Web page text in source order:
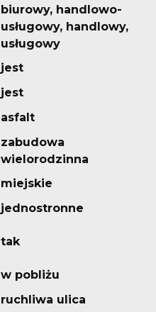
biurowy, handlowo-
usługowy, handlowy,
usługowy
jest
jest
asfalt
zabudowa
wielorodzinna
miejskie
jednostronne
tak
w pobliżu
ruchliwa ulica